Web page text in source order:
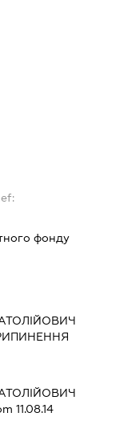
фонду
11.08.14